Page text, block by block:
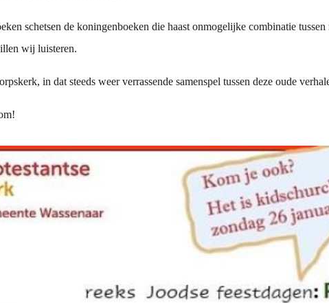
schetsen de koningenboeken die haast onmogelijke combinatie
wij luisteren.
in dat steeds weer verrassende samenspel tussen deze oude